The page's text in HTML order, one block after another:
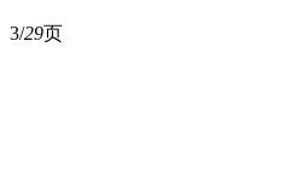
3/29页